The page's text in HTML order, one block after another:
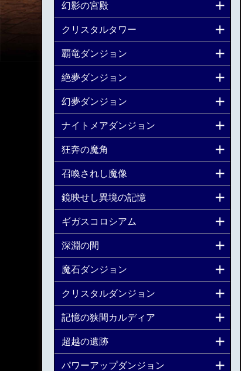
幻影の宮殿
クリスタルタワー
覇竜ダンジョン
絶夢ダンジョン
幻夢ダンジョン
ナイトメアダンジョン
狂奔の魔角
召喚されし魔像
鏡映せし異境の記憶
ギガスコロシアム
深淵の間
魔石ダンジョン
クリスタルダンジョン
記憶の狭間カルディア
超越の遺跡
パワーアップダンジョン